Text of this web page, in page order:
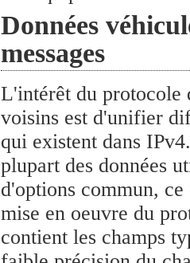
Données
messages
L'intérêt du protocole
voisins est d'unifier
qui existent dans
plupart des données
d'options commun,
mise en oeuvre du
contient les champs